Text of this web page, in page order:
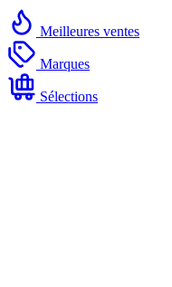
Meilleures ventes
Marques
Sélections